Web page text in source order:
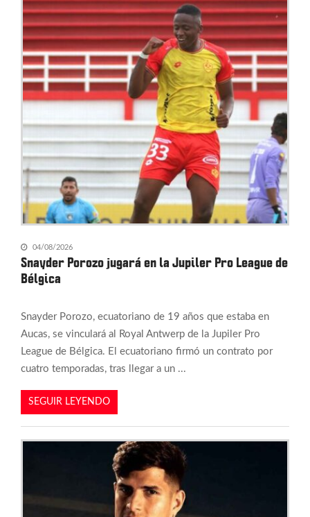
04/08/2026
Snayder Porozo jugará en la Jupiler Pro League de
Bélgica
Snayder Porozo, ecuatoriano de 19 años que estaba en
Aucas, se vinculará al Royal Antwerp de la Jupiler Pro
League de Bélgica. El ecuatoriano firmó un contrato por
cuatro temporadas, tras llegar a un ...
SEGUIR LEYENDO